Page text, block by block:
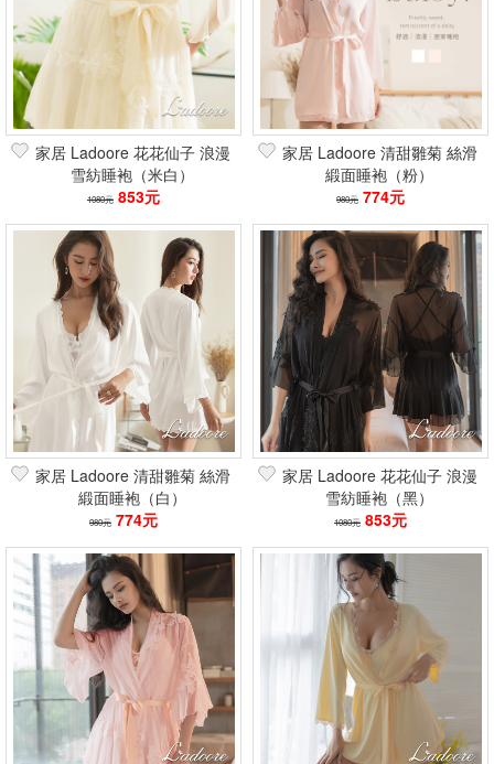
家居 Ladoore 花花仙子 浪漫
雪紡睡袍（米白）
1080元 853元
家居 Ladoore 清甜雛菊 絲滑
緞面睡袍（粉）
980元 774元
家居 Ladoore 清甜雛菊 絲滑
緞面睡袍（白）
980元 774元
家居 Ladoore 花花仙子 浪漫
雪紡睡袍（黑）
1080元 853元